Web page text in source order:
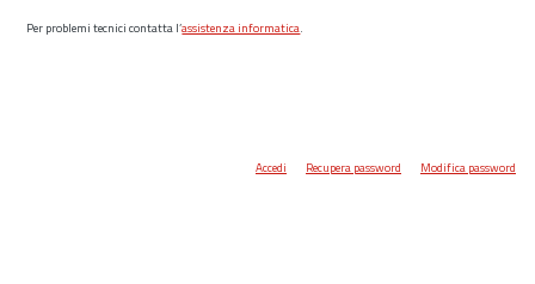
Per problemi tecnici contatta l’assistenza informatica.
Accedi Recupera password Modifica password